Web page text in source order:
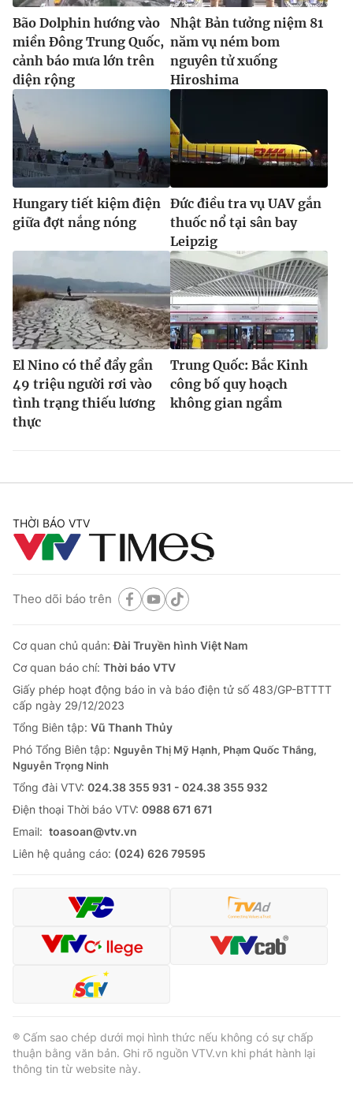
Bão Dolphin hướng vào
miền Đông Trung Quốc,
cảnh báo mưa lớn trên
diện rộng
Nhật Bản tưởng niệm 81
năm vụ ném bom
nguyên tử xuống
Hiroshima
Hungary tiết kiệm điện
giữa đợt nắng nóng
Đức điều tra vụ UAV gắn
thuốc nổ tại sân bay
Leipzig
El Nino có thể đẩy gần
49 triệu người rơi vào
tình trạng thiếu lương
thực
Trung Quốc: Bắc Kinh
công bố quy hoạch
không gian ngầm
THỜI BÁO VTV
Theo dõi báo trên
Cơ quan chủ quản:Đài Truyền hình Việt Nam
Cơ quan báo chí: Thời báo VTV
Giấy phép hoạt động báo in và báo điện tử số 483/GP-BTTTT
cấp ngày 29/12/2023
Tổng Biên tập: Vũ Thanh Thủy
Phó Tổng Biên tập: Nguyễn Thị Mỹ Hạnh, Phạm Quốc Thắng,
Nguyễn Trọng Ninh
Tổng đài VTV: 024.38 355 931 - 024.38 355 932
Ðiện thoại Thời báo VTV: 0988 671 671
Email: toasoan@vtv.vn
Liên hệ quảng cáo: (024) 626 79595
® Cấm sao chép dưới mọi hình thức nếu không có sự chấp
thuận bằng văn bản. Ghi rõ nguồn VTV.vn khi phát hành lại
thông tin từ website này.